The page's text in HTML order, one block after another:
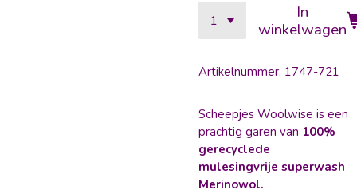
In
winkelwagen
Artikelnummer: 1747-721
Scheepjes Woolwise is een
prachtig garen van 100%
gerecyclede
mulesingvrije superwash
Merinowol.